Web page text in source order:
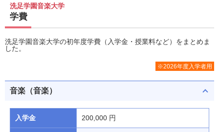
洗足学園音楽大学
学費
洗足学園音楽大学の初年度学費（入学金・授業料など）をまとめま
した。
※2026年度入学者用
音楽（音楽）
入学金 200,000 円